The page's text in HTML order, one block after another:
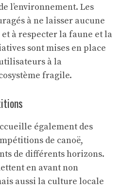
l’environnement. Les
à ne laisser aucune
à respecter la faune et la
sont mises en place
à la
fragile.
également des
de canoë,
de différents horizons.
en avant non
aussi la culture locale